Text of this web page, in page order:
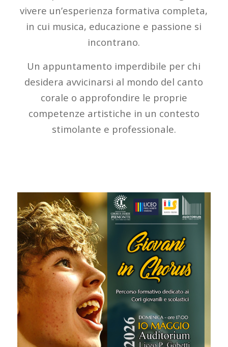
vivere un’esperienza formativa completa,
in cui musica, educazione e passione si
incontrano.
Un appuntamento imperdibile per chi
desidera avvicinarsi al mondo del canto
corale o approfondire le proprie
competenze artistiche in un contesto
stimolante e professionale.